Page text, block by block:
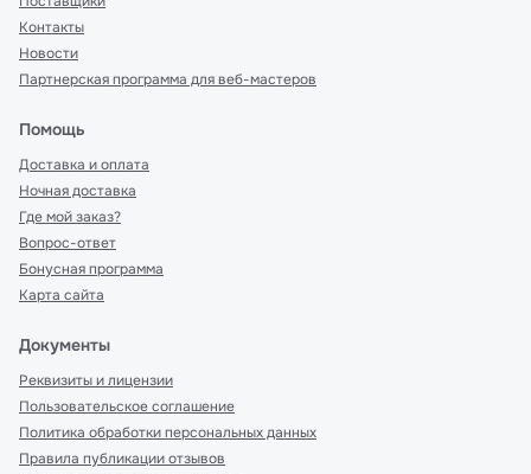
Контакты
Новости
Партнерская программа для веб-мастеров
Помощь
Доставка и оплата
Ночная доставка
Где мой заказ?
Вопрос-ответ
Бонусная программа
Карта сайта
Документы
Реквизиты и лицензии
Пользовательское соглашение
Политика обработки персональных данных
Правила публикации отзывов